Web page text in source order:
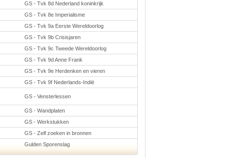
GS - Tvk 8d Nederland koninkrijk
GS - Tvk 8e Imperialisme
GS - Tvk 9a Eerste Wereldoorlog
GS - Tvk 9b Crisisjaren
GS - Tvk 9c Tweede Wereldoorlog
GS - Tvk 9d Anne Frank
GS - Tvk 9e Herdenken en vieren
GS - Tvk 9f Nederlands-Indië
GS - Vensterlessen
GS - Wandplaten
GS - Werkstukken
GS - Zelf zoeken in bronnen
Gulden Sporenslag